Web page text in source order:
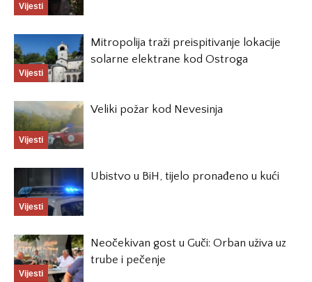
Vijesti
Vijesti
Mitropolija traži preispitivanje lokacije
solarne elektrane kod Ostroga
Vijesti
Veliki požar kod Nevesinja
Vijesti
Ubistvo u BiH, tijelo pronađeno u kući
Vijesti
Neočekivan gost u Guči: Orban uživa uz
trube i pečenje